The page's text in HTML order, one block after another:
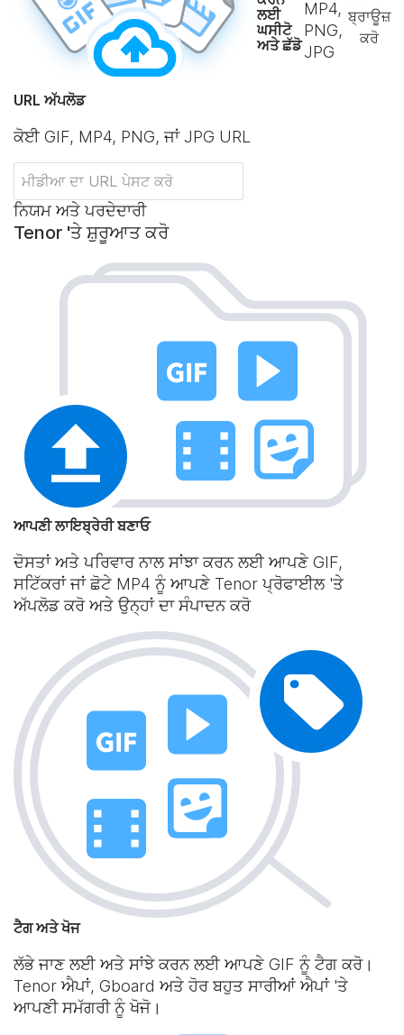
ਲਈ
ਘਸੀਟੋ
ਅਤੇ ਛੱਡੋ
MP4,
PNG,
JPG
ਬ੍ਰਾਊਜ਼
ਕਰੋ
URL ਅੱਪਲੋਡ
ਕੋਈ GIF, MP4, PNG, ਜਾਂ JPG URL
ਨਿਯਮ ਅਤੇ ਪਰਦੇਦਾਰੀ
Tenor 'ਤੇ ਸ਼ੁਰੂਆਤ ਕਰੋ
ਆਪਣੀ ਲਾਇਬ੍ਰੇਰੀ ਬਣਾਓ
ਦੋਸਤਾਂ ਅਤੇ ਪਰਿਵਾਰ ਨਾਲ ਸਾਂਝਾ ਕਰਨ ਲਈ ਆਪਣੇ GIF,
ਸਟਿੱਕਰਾਂ ਜਾਂ ਛੋਟੇ MP4 ਨੂੰ ਆਪਣੇ Tenor ਪ੍ਰੋਫਾਈਲ 'ਤੇ
ਅੱਪਲੋਡ ਕਰੋ ਅਤੇ ਉਨ੍ਹਾਂ ਦਾ ਸੰਪਾਦਨ ਕਰੋ
ਟੈਗ ਅਤੇ ਖੋਜ
ਲੱਭੇ ਜਾਣ ਲਈ ਅਤੇ ਸਾਂਝੇ ਕਰਨ ਲਈ ਆਪਣੇ GIF ਨੂੰ ਟੈਗ ਕਰੋ।
Tenor ਐਪਾਂ, Gboard ਅਤੇ ਹੋਰ ਬਹੁਤ ਸਾਰੀਆਂ ਐਪਾਂ 'ਤੇ
ਆਪਣੀ ਸਮੱਗਰੀ ਨੂੰ ਖੋਜੋ।